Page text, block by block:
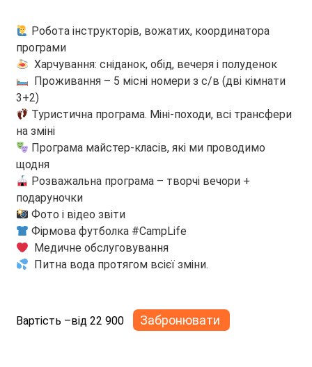
Робота інструкторів, вожатих, координатора
програми
Харчування: сніданок, обід, вечеря і полуденок
Проживання – 5 місні номери з с/в (дві кімнати
3+2)
Туристична програма. Міні-походи, всі трансфери
на зміні
Програма майстер-класів, які ми проводимо
щодня
Розважальна програма – творчі вечори +
подаруночки
Фото і відео звіти
Фірмова футболка #CampLife
Медичне обслуговування
Питна вода протягом всієї зміни.
Вартість –від 22 900 Забронювати